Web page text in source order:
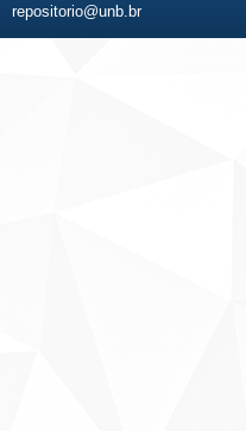
repositorio@unb.br